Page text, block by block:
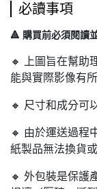
必讀事項
🔺 購買前必須閱讀
🔸 上圖旨在幫助
能與實際影像有
🔸 尺寸和成分可
🔸 由於運送過程
紙製品無法換貨
🔸 外包裝是保護